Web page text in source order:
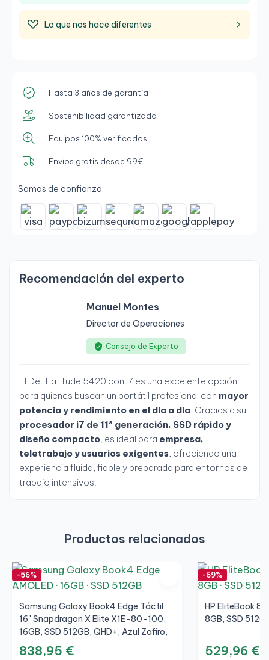
Lo que nos hace diferentes
Hasta 3 años de garantía
Sostenibilidad garantizada
Equipos 100% verificados
Envíos gratis desde 99€
Somos de confianza:
Recomendación del experto
Manuel Montes
Director de Operaciones
Consejo de Experto
El Dell Latitude 5420 con i7 es una excelente opción
para quienes buscan un portátil profesional con mayor
potencia y rendimiento en el día a día. Gracias a su
procesador i7 de 11ª generación, SSD rápido y
diseño compacto, es ideal para empresa,
teletrabajo y usuarios exigentes, ofreciendo una
experiencia fluida, fiable y preparada para entornos de
trabajo intensivos.
Productos relacionados
-56%
Samsung Galaxy Book4 Edge Táctil
16" Snapdragon X Elite X1E-80-100,
16GB, SSD 512GB, QHD+, Azul Zafiro,
Km0 Caja Original
838,95 €
-69%
HP EliteBook
8GB, SSD
529,96 €